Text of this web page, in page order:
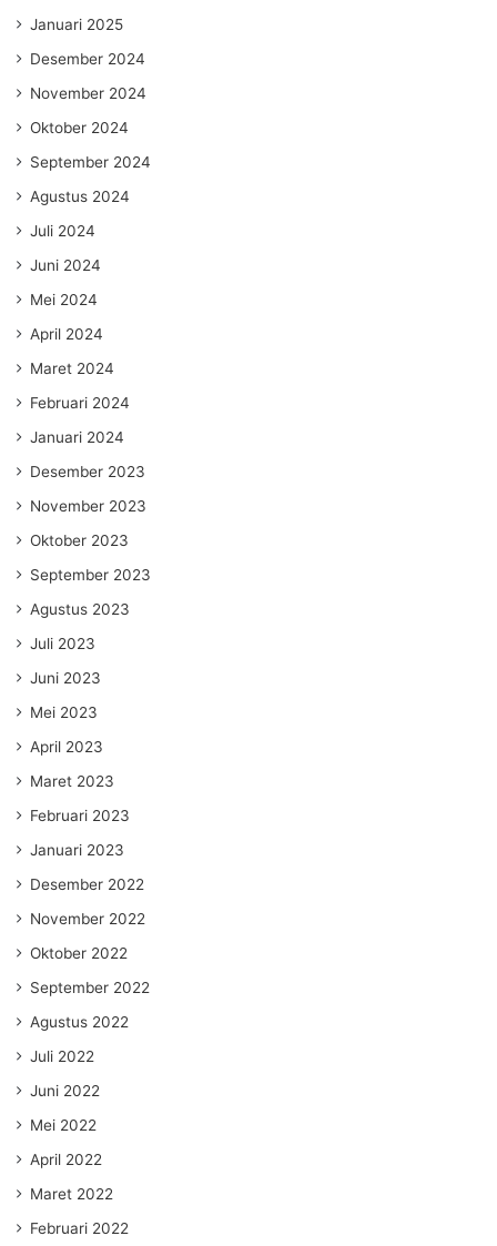
Januari 2025
Desember 2024
November 2024
Oktober 2024
September 2024
Agustus 2024
Juli 2024
Juni 2024
Mei 2024
April 2024
Maret 2024
Februari 2024
Januari 2024
Desember 2023
November 2023
Oktober 2023
September 2023
Agustus 2023
Juli 2023
Juni 2023
Mei 2023
April 2023
Maret 2023
Februari 2023
Januari 2023
Desember 2022
November 2022
Oktober 2022
September 2022
Agustus 2022
Juli 2022
Juni 2022
Mei 2022
April 2022
Maret 2022
Februari 2022